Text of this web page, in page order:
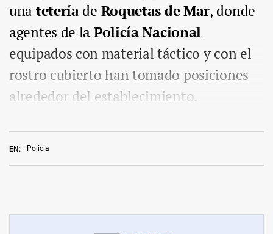
EN: Policía
una teteríade Roquetas de Mar, donde
agentes de la Policía Nacional
equipados con material táctico y con el
rostro cubierto han tomado posiciones
alrededor del establecimiento.